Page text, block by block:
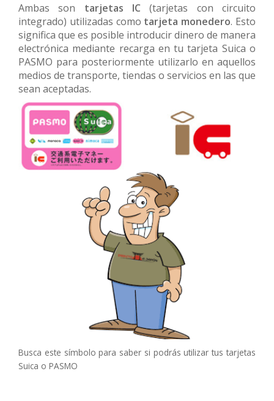
Ambas son tarjetas IC (tarjetas con circuito
integrado) utilizadas como tarjeta monedero. Esto
significa que es posible introducir dinero de manera
electrónica mediante recarga en tu tarjeta Suica o
PASMO para posteriormente utilizarlo en aquellos
medios de transporte, tiendas o servicios en las que
sean aceptadas.
Busca este símbolo para saber si podrás utilizar tus tarjetas
Suica o PASMO